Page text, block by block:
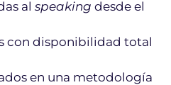
al speaking desde el
con disponibilidad total
en una metodología